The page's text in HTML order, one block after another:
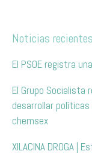
Noticias recientes
El PSOE registra
El Grupo Socialista
desarrollar
chemsex
XILACINA DROGA |